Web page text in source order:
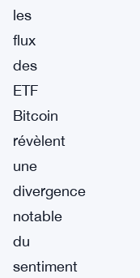
les
flux
des
ETF
Bitcoin
révèlent
une
divergence
notable
du
sentiment